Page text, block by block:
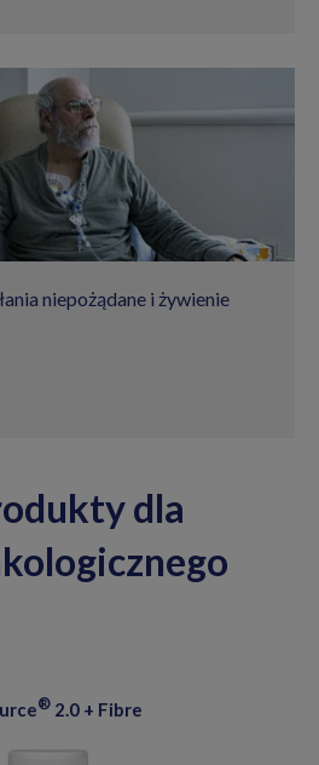
niepożądane i żywienie
dla
®2.0 + Fibre